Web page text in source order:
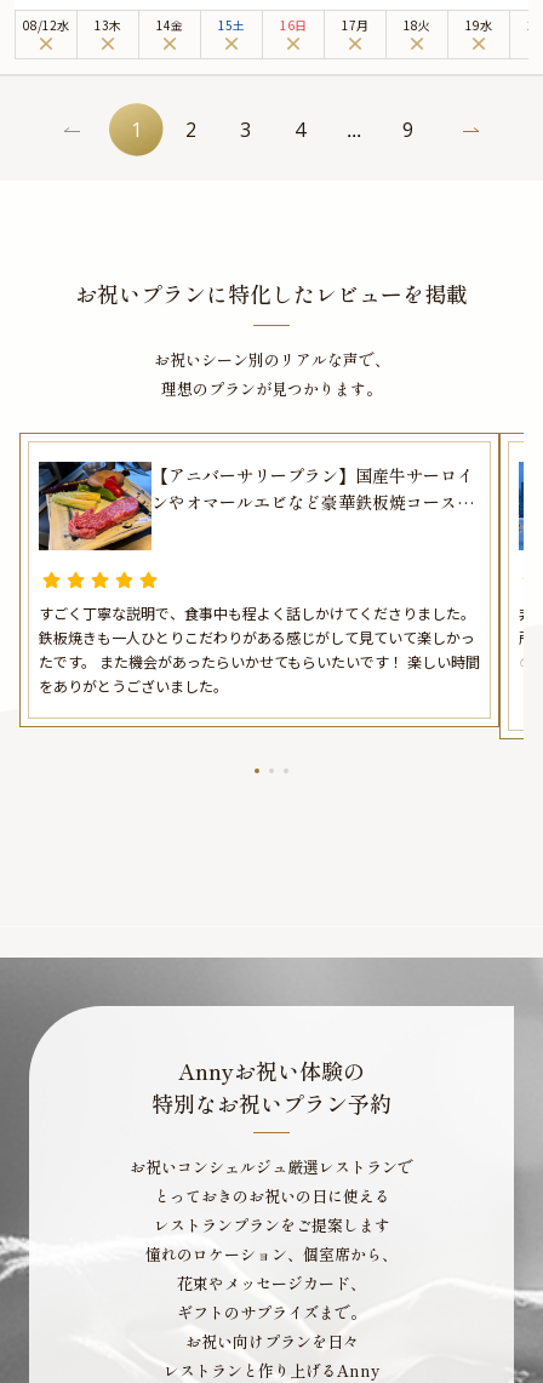
洗練された上質空間が魅力の「ザ・ロビー」では、生演奏と共に季節によって
テーマが変わるアフタヌーンティーをご堪能いただけます。
と共にお楽しみください。また、本プランでは特典として、メッセージプレー
トをご用意しております。大切な記念日やお誕生日のお祝い、華やかな女子会
08/12水 13木 14金 15土 16日 17月 18火 19水
1 2 3 4 ... 9
お祝いプランに特化したレビューを掲載
お祝いシーン別のリアルな声で、
理想のプランが見つかります。
【アニバーサリープラン】国産牛サーロイ
ンやオマールエビなど豪華鉄板焼コース全
ンで東京ベイサイドの絶景を満喫★
すごく丁寧な説明で、食事中も程よく話しかけてくださりました。
鉄板焼きも一人ひとりこだわりがある感じがして見ていて楽しかっ
たです。 また機会があったらいかせてもらいたいです！ 楽しい時間
をありがとうございました。
非
所
の
た
Annyお祝い体験の
特別なお祝いプラン予約
お祝いコンシェルジュ厳選レストランで
とっておきのお祝いの日に使える
レストランプランをご提案します
憧れのロケーション、個室席から、
花束やメッセージカード、
ギフトのサプライズまで。
お祝い向けプランを日々
レストランと作り上げるAnny